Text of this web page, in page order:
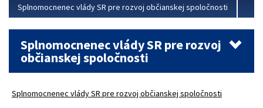
Splnomocnenec vlády SR pre rozvoj občianskej spoločnosti
Splnomocnenec vlády SR pre rozvoj
občianskej spoločnosti
Splnomocnenec vlády SR pre rozvoj občianskej spoločnosti